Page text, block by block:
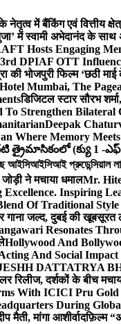
में बैंकिंग एवं वित्तीय
में स्वामी अभेदानंद के साथ
Hosts Engaging
DPIAF OTT
की भोजपुरी फिल्म ‘छठी
Mumbai, The
डिजिटल स्टार सौरभ
Strengthen Bilateral
Deepak
Where Memory
త్రైమాసికంలో (క్యు 1 -
আইসিআইসিআই প্রুডেন্সিয়াল
ने मचाया धमालMr.
Excellence. Inspiring
Of Traditional
गाना जल्द, दुबई की
Resonates
Hollywood And
And Social Impact
DATTATRYA
रिलीज, दर्शकों के बीच
With ICICI Pru
During
मैती, मांगा आशीर्वादफ़िल्म